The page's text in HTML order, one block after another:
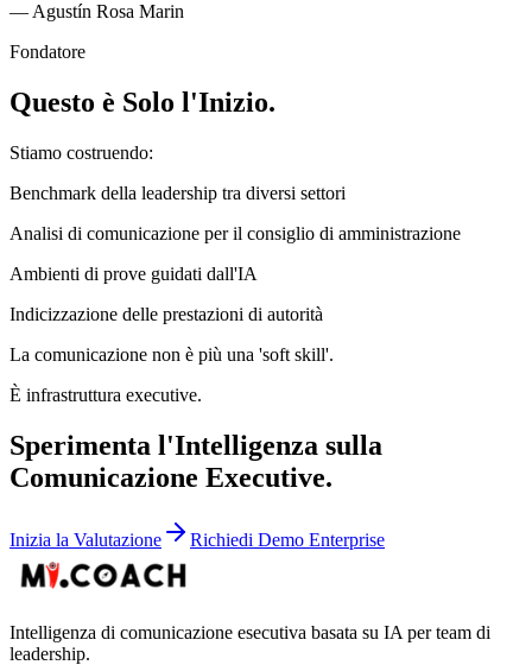
— Agustín Rosa Marin
Fondatore
Questo è Solo l'Inizio.
Stiamo costruendo:
Benchmark della leadership tra diversi settori
Analisi di comunicazione per il consiglio di amministrazione
Ambienti di prove guidati dall'IA
Indicizzazione delle prestazioni di autorità
La comunicazione non è più una 'soft skill'.
È infrastruttura executive.
Sperimenta l'Intelligenza sulla
Comunicazione Executive.
Inizia la Valutazione Richiedi Demo Enterprise
Intelligenza di comunicazione esecutiva basata su IA per team di
leadership.